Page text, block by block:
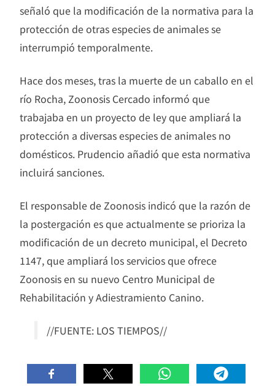
señaló que la modificación de la normativa para la
protección de otras especies de animales se
interrumpió temporalmente.
Hace dos meses, tras la muerte de un caballo en el
río Rocha, Zoonosis Cercado informó que
trabajaba en un proyecto de ley que ampliará la
protección a diversas especies de animales no
domésticos. Prudencio añadió que esta normativa
incluirá sanciones.
El responsable de Zoonosis indicó que la razón de
la postergación es que actualmente se prioriza la
modificación de un decreto municipal, el Decreto
1147, que ampliará los servicios que ofrece
Zoonosis en su nuevo Centro Municipal de
Rehabilitación y Adiestramiento Canino.
//FUENTE: LOS TIEMPOS//